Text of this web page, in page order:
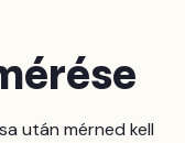
után mérned kell